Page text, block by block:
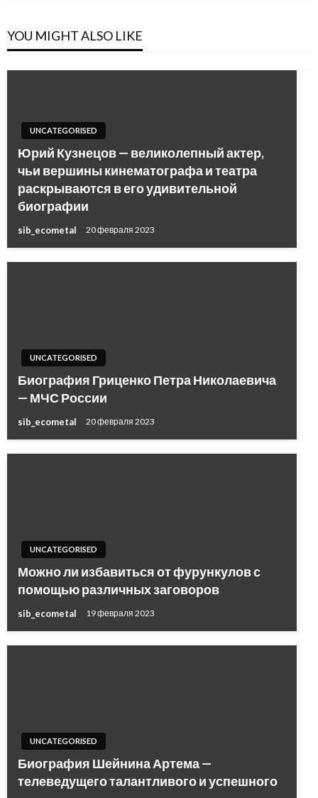
YOU MIGHT ALSO LIKE
UNCATEGORISED
Юрий Кузнецов — великолепный актер,
чьи вершины кинематографа и театра
раскрываются в его удивительной
биографии
sib_ecometal 20 февраля 2023
UNCATEGORISED
Биография Гриценко Петра Николаевича
— МЧС России
sib_ecometal 20 февраля 2023
UNCATEGORISED
Можно ли избавиться от фурункулов с
помощью различных заговоров
sib_ecometal 19 февраля 2023
UNCATEGORISED
Биография Шейнина Артема —
телеведущего талантливого и успешного